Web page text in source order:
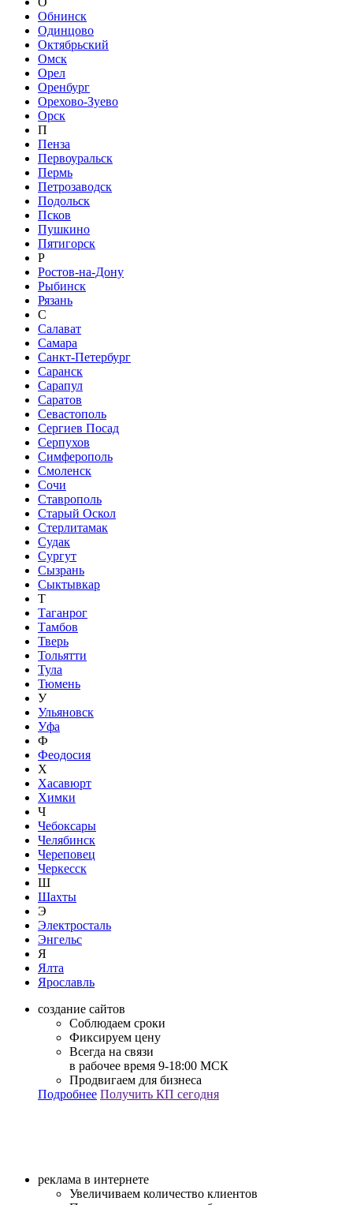
Обнинск
Одинцово
Октябрьский
Омск
Орел
Оренбург
Орехово-Зуево
Орск
П
Пенза
Первоуральск
Пермь
Петрозаводск
Подольск
Псков
Пушкино
Пятигорск
Р
Ростов-на-Дону
Рыбинск
Рязань
С
Салават
Самара
Санкт-Петербург
Саранск
Сарапул
Саратов
Севастополь
Сергиев Посад
Серпухов
Симферополь
Смоленск
Сочи
Ставрополь
Старый Оскол
Стерлитамак
Судак
Сургут
Сызрань
Сыктывкар
Т
Таганрог
Тамбов
Тверь
Тольятти
Тула
Тюмень
У
Ульяновск
Уфа
Ф
Феодосия
Х
Хасавюрт
Химки
Ч
Чебоксары
Челябинск
Череповец
Черкесск
Ш
Шахты
Э
Электросталь
Энгельс
Я
Ялта
Ярославль
создание сайтов
Соблюдаем сроки
Фиксируем цену
Всегда на связи
в рабочее время 9-18:00 МСК
Продвигаем для бизнеса
Подробнее Получить КП сегодня
реклама в интернете
Увеличиваем количество клиентов